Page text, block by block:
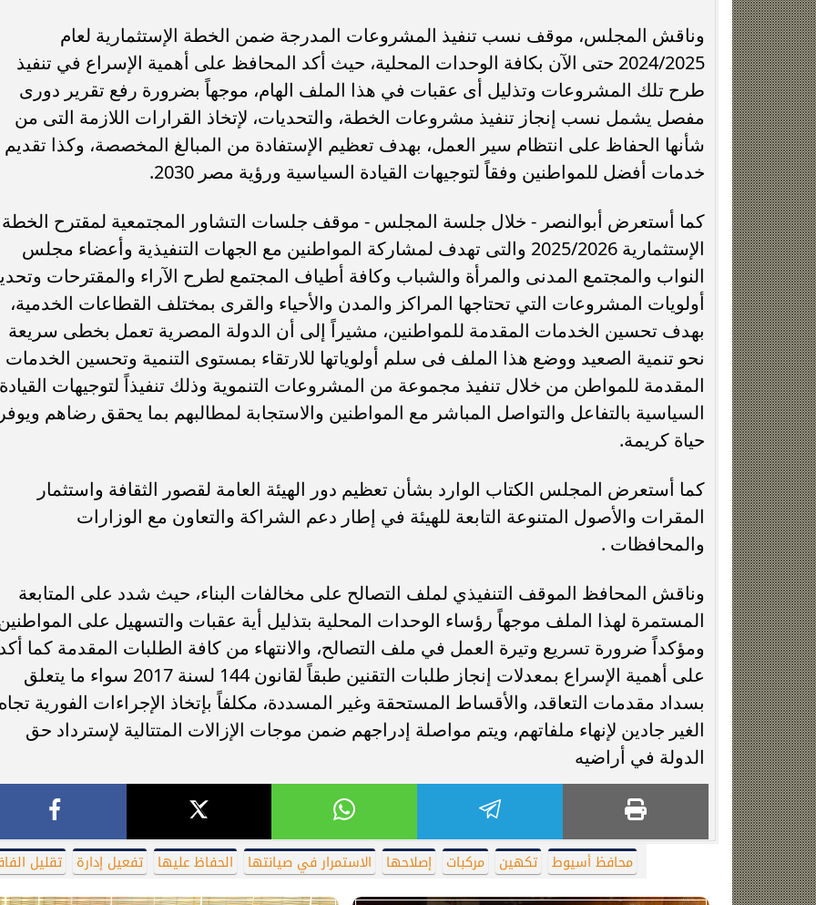
وناقش المجلس، موقف نسب تنفيذ المشروعات المدرجة ضمن الخطة الإستثمارية لعام
2024/2025 حتى الآن بكافة الوحدات المحلية، حيث أكد المحافظ على أهمية الإسراع في تنفيذ
طرح تلك المشروعات وتذليل أى عقبات في هذا الملف الهام، موجهاً بضرورة رفع تقرير دورى
مفصل يشمل نسب إنجاز تنفيذ مشروعات الخطة، والتحديات، لإتخاذ القرارات اللازمة التى من
شأنها الحفاظ على انتظام سير العمل، بهدف تعظيم الإستفادة من المبالغ المخصصة، وكذا تقديم
خدمات أفضل للمواطنين وفقاً لتوجيهات القيادة السياسية ورؤية مصر 2030.
كما أستعرض أبوالنصر - خلال جلسة المجلس - موقف جلسات التشاور المجتمعية لمقترح الخطة
الإستثمارية 2025/2026 والتى تهدف لمشاركة المواطنين مع الجهات التنفيذية وأعضاء مجلس
النواب والمجتمع المدنى والمرأة والشباب وكافة أطياف المجتمع لطرح الآراء والمقترحات
أولويات المشروعات التي تحتاجها المراكز والمدن والأحياء والقرى بمختلف القطاعات الخدمية،
بهدف تحسين الخدمات المقدمة للمواطنين، مشيراً إلى أن الدولة المصرية تعمل بخطى سريعة
نحو تنمية الصعيد ووضع هذا الملف فى سلم أولوياتها للارتقاء بمستوى التنمية وتحسين الخدمات
المقدمة للمواطن من خلال تنفيذ مجموعة من المشروعات التنموية وذلك تنفيذاً لتوجيهات القيادة
السياسية بالتفاعل والتواصل المباشر مع المواطنين والاستجابة لمطالبهم بما يحقق رضاهم
حياة كريمة.
كما أستعرض المجلس الكتاب الوارد بشأن تعظيم دور الهيئة العامة لقصور الثقافة واستثمار
المقرات والأصول المتنوعة التابعة للهيئة في إطار دعم الشراكة والتعاون مع الوزارات
والمحافظات .
وناقش المحافظ الموقف التنفيذي لملف التصالح على مخالفات البناء، حيث شدد على المتابعة
المستمرة لهذا الملف موجهاً رؤساء الوحدات المحلية بتذليل أية عقبات والتسهيل على
ومؤكداً ضرورة تسريع وتيرة العمل في ملف التصالح، والانتهاء من كافة الطلبات المقدمة كما
على أهمية الإسراع بمعدلات إنجاز طلبات التقنين طبقاً لقانون 144 لسنة 2017 سواء ما يتعلق
بسداد مقدمات التعاقد، والأقساط المستحقة وغير المسددة، مكلفاً بإتخاذ الإجراءات الفورية
الغير جادين لإنهاء ملفاتهم، ويتم مواصلة إدراجهم ضمن موجات الإزالات المتتالية لإسترداد حق
الدولة في أراضيه
محافظ أسيوط تكهين مركبات إصلاحها الاستمرار في صيانتها الحفاظ عليها تفعيل إدارة تقليل